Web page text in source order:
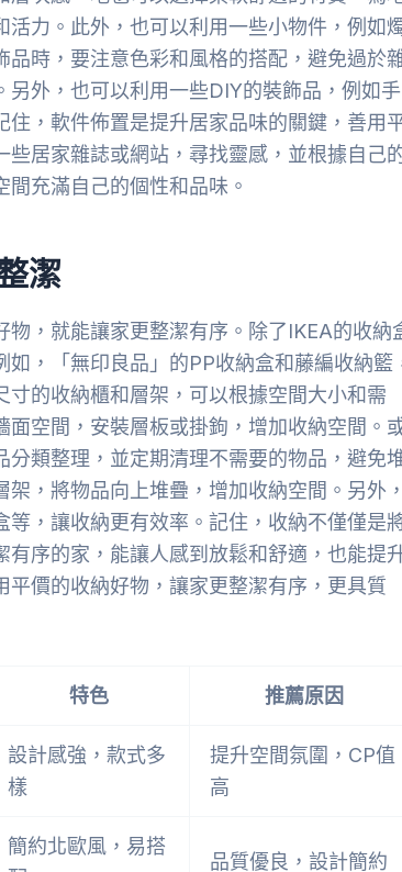
力。此外，也可以利用一些小物件，例如
時，要注意色彩和風格的搭配，避免過於
外，也可以利用一些DIY的裝飾品，例如手
，軟件佈置是提升居家品味的關鍵，善用
居家雜誌或網站，尋找靈感，並根據自己
充滿自己的個性和品味。
潔
，就能讓家更整潔有序。除了IKEA的收納
，「無印良品」的PP收納盒和藤編收納籃
的收納櫃和層架，可以根據空間大小和需
空間，安裝層板或掛鉤，增加收納空間。
類整理，並定期清理不需要的物品，避免
，將物品向上堆疊，增加收納空間。另外，
，讓收納更有效率。記住，收納不僅僅是
序的家，能讓人感到放鬆和舒適，也能提
價的收納好物，讓家更整潔有序，更具質
特色 推薦原因
設計感強，款式多
樣
提升空間氛圍，CP值
高
簡約北歐風，易搭
品質優良，設計簡約